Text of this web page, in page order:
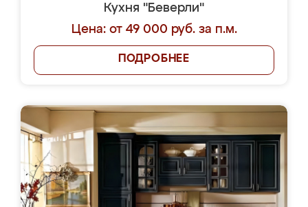
Кухня "Беверли"
Цена: от 49 000 руб. за п.м.
ПОДРОБНЕЕ